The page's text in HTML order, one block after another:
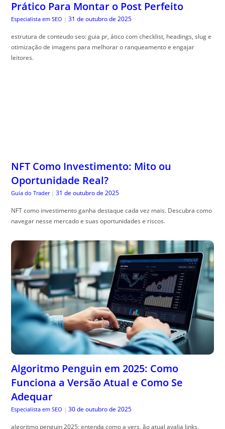
Prático Para Montar o Post Perfeito
Especialista em SEO | 31 de outubro de 2025
estrutura de conteudo seo: guia pr, ático com checklist, headings, slug e
otimização de imagens para melhorar o ranqueamento e engajar
leitores.
NFT Como Investimento: Mito ou
Oportunidade Real?
Guia do Trader | 31 de outubro de 2025
NFT como investimento ganha destaque cada vez mais. Descubra como
navegar nesse mercado e suas oportunidades e riscos.
Algoritmo Penguin em 2025: Como
Funciona a Versão Atual e Como Se
Adequar
Especialista em SEO | 30 de outubro de 2025
algoritmo penguin 2025: entenda como a vers, ão atual avalia links,